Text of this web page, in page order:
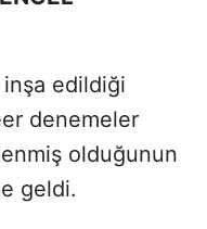
edildiği
denemeler
olduğunun
geldi.